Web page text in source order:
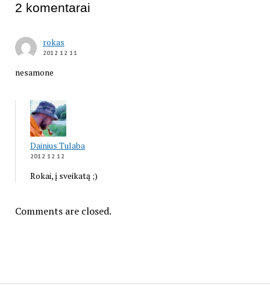
2 komentarai
rokas
2012 12 11
nesamone
Dainius Tulaba
2012 12 12
Rokai, į sveikatą ;)
Comments are closed.